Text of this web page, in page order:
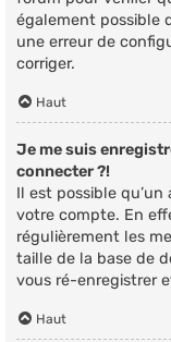
également possible
une erreur de
corriger.
Haut
Je me suis
connecter ?!
Il est possible
votre compte. En
régulièrement les
taille de la base de
vous ré-enregistrer
Haut